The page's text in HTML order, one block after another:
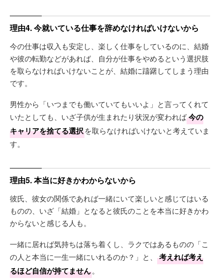
理由4. 今就いている仕事を辞めなければいけないから
今の仕事は収入も安定し、楽しく仕事をしているのに、結婚
や彼の転勤などがあれば、自分が仕事をやめるという選択肢
を取らなければいけないことが、結婚に躊躇してしまう理由
です。
男性から「いつまでも働いていてもいいよ」と言ってくれて
いたとしても、いざ子供が生まれたり状況が変われば今の
キャリアを捨てる選択を取らなければいけないと考えていま
す。
理由5. 本当に好きかわからないから
彼氏、彼女の関係であれば一緒にいて楽しいと感じてはいる
ものの、いざ「結婚」となると彼氏のことを本当に好きかわ
からないと感じる人も。
一緒に居れば気持ちは落ち着くし、ラクではあるものの「こ
の人と本当に一生一緒にいれるのか？」と、
考えれば考え
るほど自信が持てません。